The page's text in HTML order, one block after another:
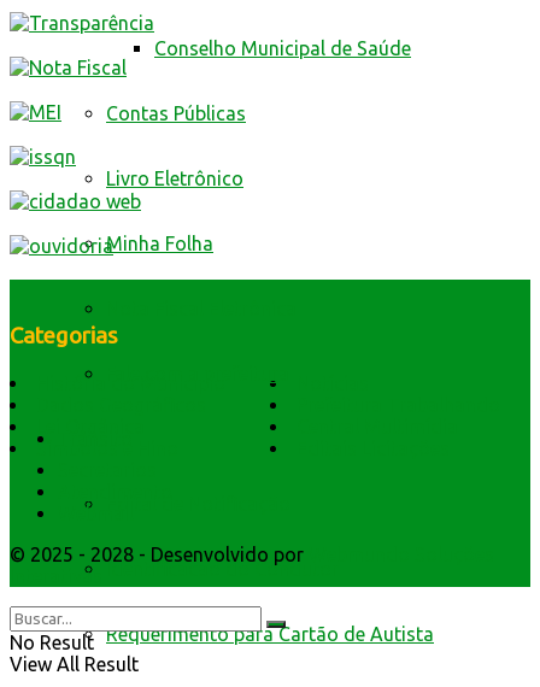
Conselho Municipal de Saúde
Contas Públicas
Livro Eletrônico
Minha Folha
Identificacao do Condutor
Requerimento para Cartão de Autista
Categorias
História do Município
Símbolos e Hino
Webmail
© 2025 - 2028 - Desenvolvido por
Interativas
No Result
View All Result